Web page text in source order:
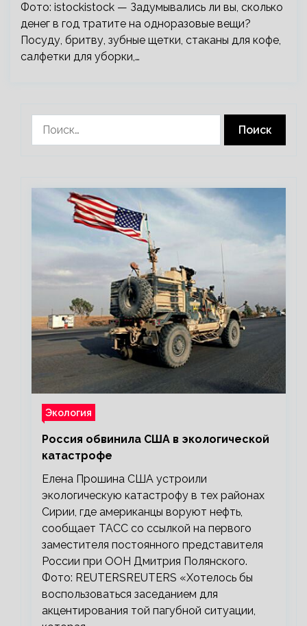
Фото: istockistock — Задумывались ли вы, сколько
денег в год тратите на одноразовые вещи?
Посуду, бритву, зубные щетки, стаканы для кофе,
салфетки для уборки,…
Экология
Россия обвинила США в экологической
катастрофе
Елена Прошина США устроили
экологическую катастрофу в тех районах
Сирии, где американцы воруют нефть,
сообщает ТАСС со ссылкой на первого
заместителя постоянного представителя
России при ООН Дмитрия Полянского.
Фото: REUTERSREUTERS «Хотелось бы
воспользоваться заседанием для
акцентирования той пагубной ситуации,